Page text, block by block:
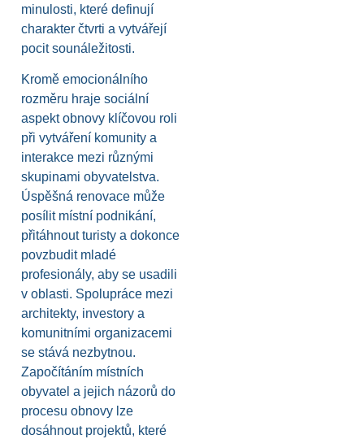
minulosti, které definují
charakter čtvrti a vytvářejí
pocit sounáležitosti.
Kromě emocionálního
rozměru hraje sociální
aspekt obnovy klíčovou roli
při vytváření komunity a
interakce mezi různými
skupinami obyvatelstva.
Úspěšná renovace může
posílit místní podnikání,
přitáhnout turisty a dokonce
povzbudit mladé
profesionály, aby se usadili
v oblasti. Spolupráce mezi
architekty, investory a
komunitními organizacemi
se stává nezbytnou.
Započítáním místních
obyvatel a jejich názorů do
procesu obnovy lze
dosáhnout projektů, které